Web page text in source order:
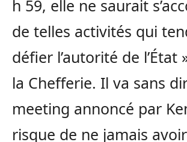
h 59, elle ne saurait
de telles activités qui
défier l’autorité de l’État
la Chefferie. Il va sans
meeting annoncé par
risque de ne jamais